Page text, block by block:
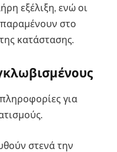
εξέλιξη, ενώ οι
στο
κατάστασης.
για
στενά την